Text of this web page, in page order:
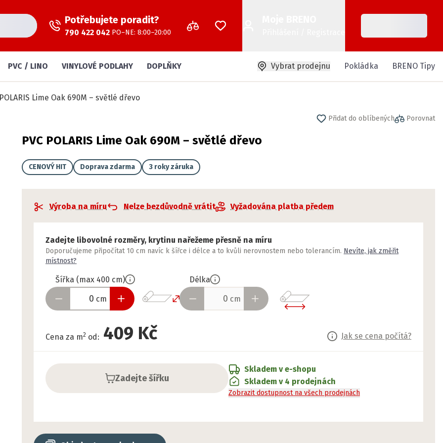
Potřebujete poradit?
790 422 042 PO–NE: 8:00–20:00
PVC / LINO VINYLOVÉ PODLAHY DOPLŇKY Vybrat prodejnu Pokládka BRENO Tipy
Lime Oak 690M – světlé dřevo
Přidat do oblíbených Porovnat
PVC POLARIS Lime Oak 690M – světlé dřevo
CENOVÝ HIT Doprava zdarma 3 roky záruka
Výroba na míru Nelze bezdůvodně vrátit Vyžadována platba předem
Zadejte libovolné rozměry, krytinu nařežeme přesně na míru
Doporučujeme připočítat 10 cm navíc k šířce i délce a to kvůli nerovnostem nebo tolerancím. Nevíte, jak změřit
místnost?
Šířka (max 400 cm)
cm
Délka
cm
Cena za m2 od: 409 Kč Jak se cena počítá?
Zadejte šířku
Skladem v e-shopu
Skladem v 4 prodejnách
Zobrazit dostupnost na všech prodejnách